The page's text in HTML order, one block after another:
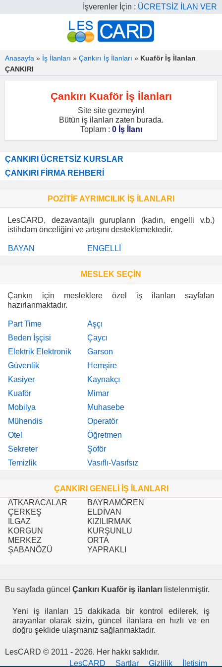
İşverenler İçin : ÜCRETSİZ İLAN VER
Anasayfa » İş İlanları » Çankırı İş İlanları » Kuaför İş İlanları
ÇANKIRI
Çankırı Kuaför İş İlanları
Site site gezmeyin!
Bütün iş ilanları zaten burada.
Toplam : 0 İş İlanı
ÇANKIRI ÜCRETSİZ KURSLAR
ÇANKIRI FİRMA REHBERİ
POZİTİF AYRIMCILIK İŞ İLANLARI
LesCARD, dezavantajlı gurupların (kadın, engelli v.b.)
istihdam önceliğini ve artışını desteklemektedir.
BAYAN ENGELLİ
MESLEK SEÇİN
Çankırı için mesleklere özel iş ilanları sayfaları
hazırlanmaktadır.
Part Time
Aşçı
Beden İşçisi
Çaycı
Elektrik Elektronik
Garson
Güvenlik
Hemşire
Kasiyer
Kaynakçı
Kuaför
Mimar
Mobilya
Muhasebe
Mühendis
Operatör
Otel
Öğretmen
Sekreter
Şoför
Temizlik
Vasıflı-Vasıfsız
ÇANKIRI GENELİ İŞ İLANLARI
ATKARACALAR
BAYRAMÖREN
ÇERKEŞ
ELDİVAN
ILGAZ
KIZILIRMAK
KORGUN
KURŞUNLU
MERKEZ
ORTA
ŞABANÖZÜ
YAPRAKLI
Bu sayfada güncel Çankırı Kuaför iş ilanları listelenmiştir.
Yeni iş ilanları 15 dakikada bir kontrol edilerek, iş
arayanlar olarak sizin, güncel ilanlara en hızlı ve en
doğru şeklide ulaşmanız sağlanmaktadır.
LesCARD © 2011 - 2026. Her hakkı saklıdır.
LesCARD
Şartlar Gizlilik İletişim